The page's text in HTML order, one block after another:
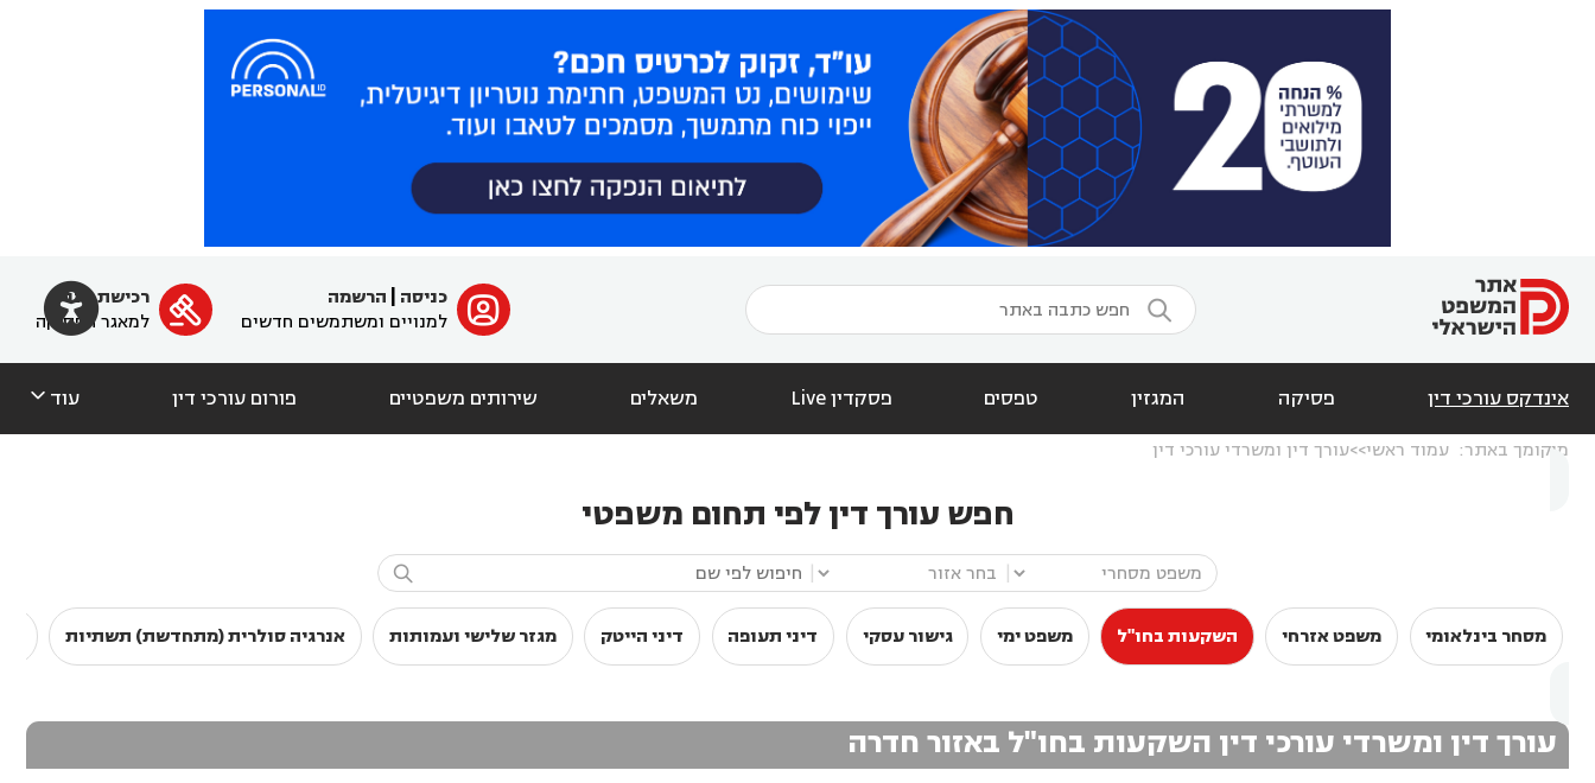
  ﱐ כניסה
הרשמה
למנויים ומשתמשים חדשים

רכישת מנוי
למאגר הפסיקה
אינדקס עורכי דין פסיקה המגזין טפסים פסקדין Live משאלים שירותים משפטיים פורום עורכי דין עוד 
מיקומך באתר: עמוד ראשי עורך דין ומשרדי עורכי דין
חפש עורך דין לפי תחום משפטי

מסחר בינלאומי משפט אזרחי השקעות בחו"ל משפט ימי גישור עסקי דיני תעופה דיני הייטק מגזר שלישי ועמותות אנרגיה סולרית (מתחדשת) תשתיות
עורך דין ומשרדי עורכי דין השקעות בחו"ל באזור חדרה